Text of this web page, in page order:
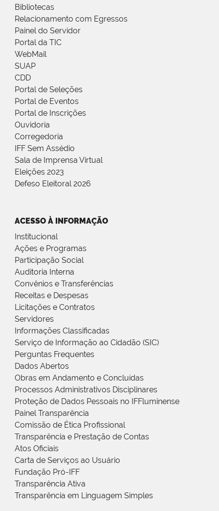
Bibliotecas
Relacionamento com Egressos
Painel do Servidor
Portal da TIC
WebMail
SUAP
CDD
Portal de Seleções
Portal de Eventos
Portal de Inscrições
Ouvidoria
Corregedoria
IFF Sem Assédio
Sala de Imprensa Virtual
Eleições 2023
Defeso Eleitoral 2026
ACESSO À INFORMAÇÃO
Institucional
Ações e Programas
Participação Social
Auditoria Interna
Convênios e Transferências
Receitas e Despesas
Licitações e Contratos
Servidores
Informações Classificadas
Serviço de Informação ao Cidadão (SIC)
Perguntas Frequentes
Dados Abertos
Obras em Andamento e Concluídas
Processos Administrativos Disciplinares
Proteção de Dados Pessoais no IFFluminense
Painel Transparência
Comissão de Ética Profissional
Transparência e Prestação de Contas
Atos Oficiais
Carta de Serviços ao Usuário
Fundação Pró-IFF
Transparência Ativa
Transparência em Linguagem Simples